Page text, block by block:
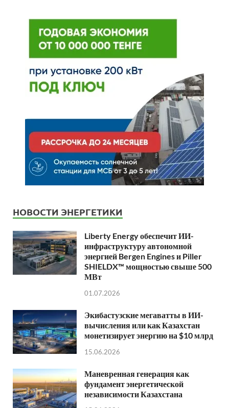
НОВОСТИ ЭНЕРГЕТИКИ
Liberty Energy обеспечит ИИ-
инфраструктуру автономной
энергией Bergen Engines и Piller
SHIELDX™ мощностью свыше 500
МВт
01.07.2026
Экибастузские мегаватты в ИИ-
вычисления или как Казахстан
монетизирует энергию на $10 млрд
15.06.2026
Маневренная генерация как
фундамент энергетической
независимости Казахстана